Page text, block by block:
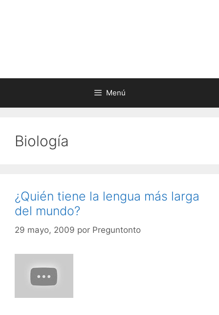
Menú
Biología
¿Quién tiene la lengua más larga
del mundo?
29 mayo, 2009 por Preguntonto